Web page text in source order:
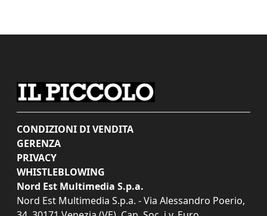
CONDIZIONI DI VENDITA
GERENZA
PRIVACY
WHISTLEBLOWING
Nord Est Multimedia S.p.a.
Nord Est Multimedia S.p.a. - Via Alessandro Poerio,